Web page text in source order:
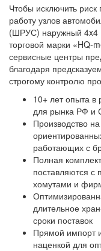
Чтобы исключить
работу узлов
(ШРУС) наружный 4x4
торговой марки
сервисные центры
благодаря
строгому контролю
10+ лет опыта в
для рынка РФ и
Производство
работающих с
Полная
поставляются с
хомутами и
длительное
сроки поставок
Прямой импорт
наценкой для